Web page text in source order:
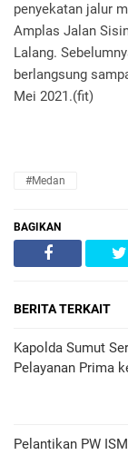
penyekatan jalur
Amplas Jalan
Lalang.
berlangsung
Mei 2021.(fit)
#Medan
BAGIKAN
BERITA TERKAIT
Kapolda Sumut
Pelayanan Prima
Pelantikan PW